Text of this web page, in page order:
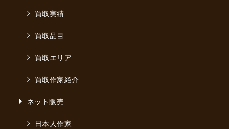
買取実績
買取品目
買取エリア
買取作家紹介
ネット販売
日本人作家